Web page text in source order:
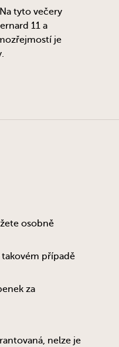
tyto večery
11 a
je
osobně
případě
za
nelze je